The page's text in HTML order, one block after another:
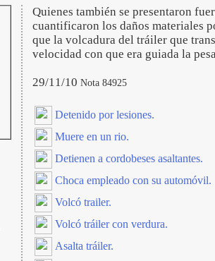
Quienes también se presentaron
cuantificaron los daños materiales
que la volcadura del tráiler que
velocidad con que era guiada la
29/11/10 Nota 84925
Detenido por lesiones.
Muere en un rio.
Detienen a cordobeses asaltantes.
Choca empleado con su automóvil.
Volcó trailer.
Volcó tráiler con verdura.
Asalta tráiler.